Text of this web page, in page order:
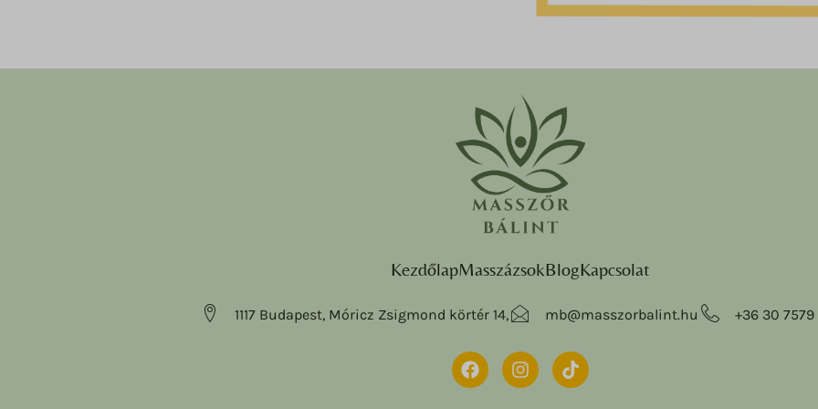
KezdőlapMasszázsokBlogKapcsolat
1117 Budapest, Móricz Zsigmond körtér 14, mb@masszorbalint.hu +36 30